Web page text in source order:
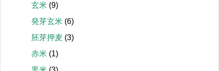
玄米 (9)
発芽玄米 (6)
胚芽押麦 (3)
赤米 (1)